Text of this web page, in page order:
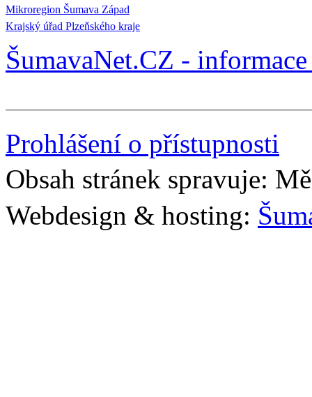
Mikroregion Šumava Západ
Krajský úřad Plzeňského kraje
ŠumavaNet.CZ -
Prohlášení o přístupnosti
Obsah stránek spravuje:
Webdesign & hosting: